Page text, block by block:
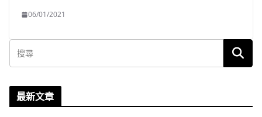
06/01/2021
最新文章